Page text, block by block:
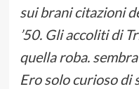
sui brani citazioni
’50. Gli accoliti di
quella roba.
Ero solo curioso di